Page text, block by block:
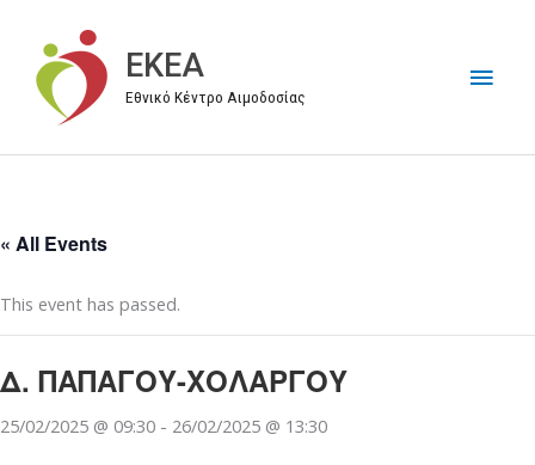
περιεχόμενο
EKEA
Εθνικό Κέντρο Αιμοδοσίας
« All Events
This event has passed.
Δ. ΠΑΠΑΓΟΥ-ΧΟΛΑΡΓΟΥ
25/02/2025 @ 09:30 - 26/02/2025 @ 13:30